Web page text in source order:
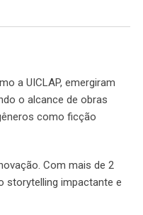
a UICLAP, emergiram
o alcance de obras
como ficção
Com mais de 2
storytelling impactante e